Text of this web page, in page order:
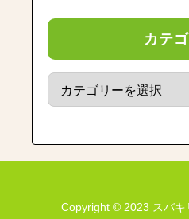
カテ
Copyright © 2023 スバキ